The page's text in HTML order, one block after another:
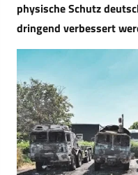
physische Schutz
dringend verbessert